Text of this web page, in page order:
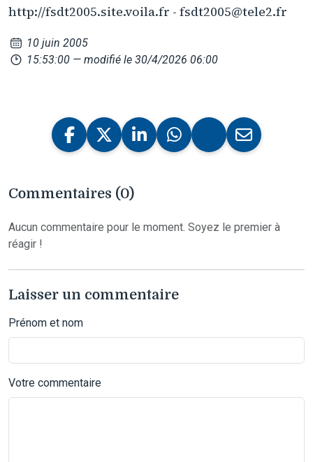
http://fsdt2005.site.voila.fr - fsdt2005@tele2.fr
10 juin 2005
15:53:00 — modifié le 30/4/2026 06:00
Commentaires (0)
Aucun commentaire pour le moment. Soyez le premier à
réagir !
Laisser un commentaire
Prénom et nom
Votre commentaire